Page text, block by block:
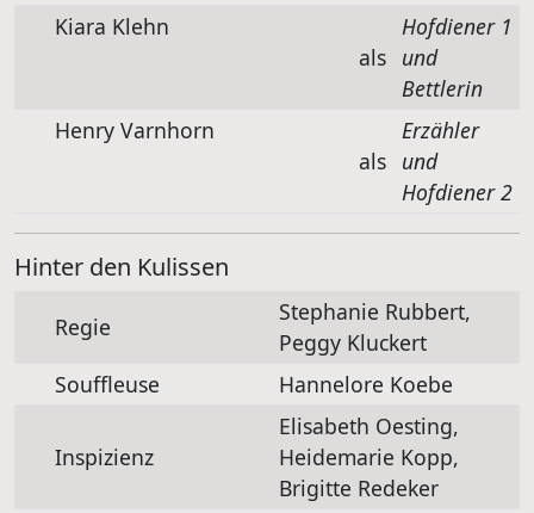
Kiara Klehn
als
Hofdiener 1
und
Bettlerin
Henry Varnhorn
als
Erzähler
und
Hofdiener 2
Hinter den Kulissen
Regie
Stephanie Rubbert,
Peggy Kluckert
Souffleuse
Hannelore Koebe
Inspizienz
Elisabeth Oesting,
Heidemarie Kopp,
Brigitte Redeker